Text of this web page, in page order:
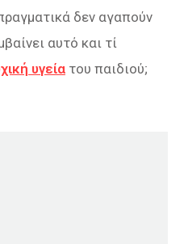
δεν αγαπούν
αυτό και τί
υγεία του παιδιού;